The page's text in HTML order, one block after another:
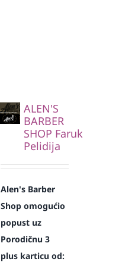
ALEN'S
BARBER
SHOP Faruk
Pelidija
Alen's Barber
Shop omogućio
popust uz
Porodičnu 3
plus karticu od: